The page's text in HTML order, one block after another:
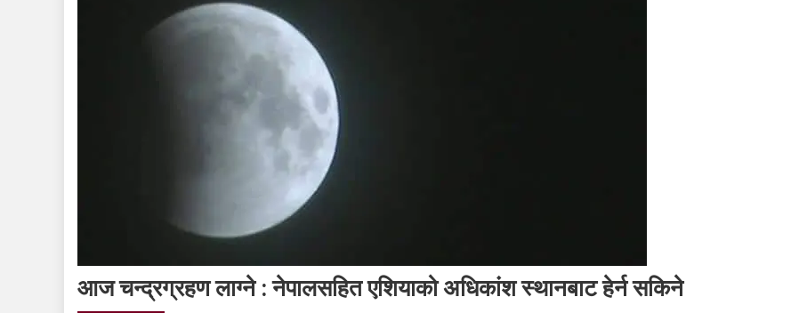
आज चन्द्रग्रहण लाग्ने : नेपालसहित एशियाको अधिकांश स्थानबाट हेर्न सकिने